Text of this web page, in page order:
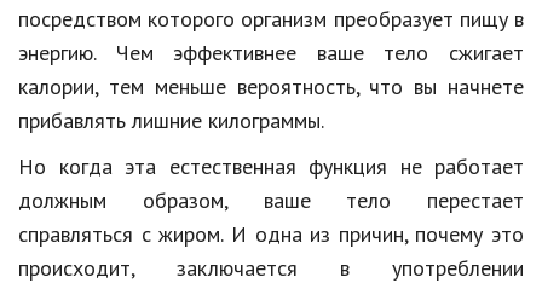
Знаменитости
Статьи
Обзоры
Рецепты
Красота и здоровье
посредством которого организм преобразует пищу в
энергию. Чем эффективнее ваше тело сжигает
калории, тем меньше вероятность, что вы начнете
прибавлять лишние килограммы.
Но когда эта естественная функция не работает
должным образом, ваше тело перестает
справляться с жиром. И одна из причин, почему это
происходит, заключается в употреблении